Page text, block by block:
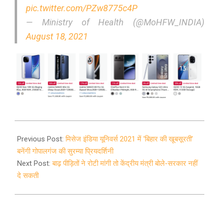
pic.twitter.com/PZw8775c4P
— Ministry of Health (@MoHFW_INDIA)
August 18, 2021
08-
18
Previous Post:मिसेज इंडिया यूनिवर्स 2021 में ‘बिहार की खूबसूरती’
बनेंगी गोपालगंज की सुरम्या प्रियदर्शिनी
Next Post:बाढ़ पीड़ितों ने रोटी मांगी तो केंद्रीय मंत्री बोले-सरकार नहीं
दे सकती